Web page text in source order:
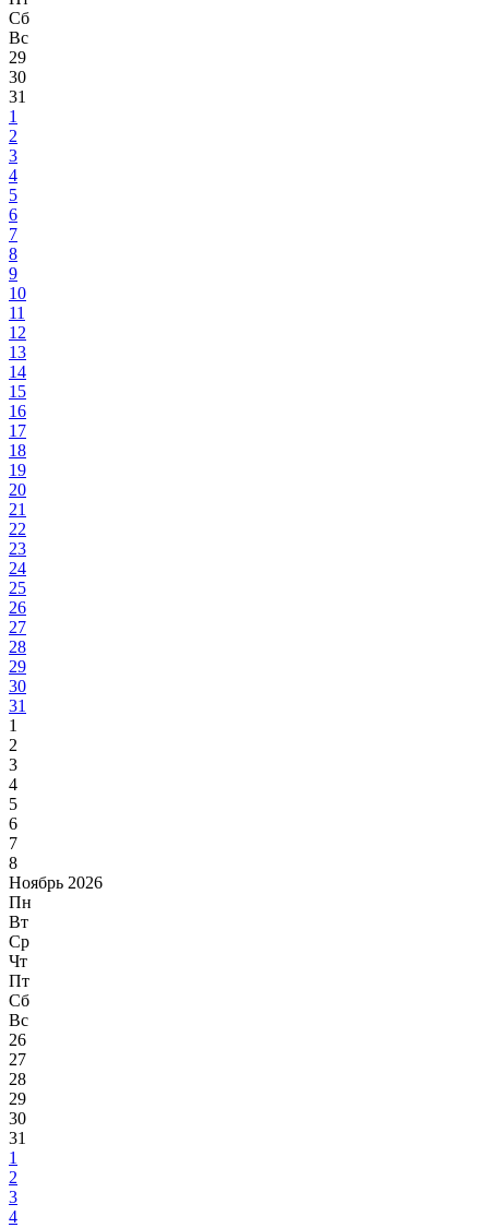
Сб
Вс
29
30
31
1
2
3
4
5
6
7
8
9
10
11
12
13
14
15
16
17
18
19
20
21
22
23
24
25
26
27
28
29
30
31
1
2
3
4
5
6
7
8
Ноябрь 2026
Пн
Вт
Ср
Чт
Пт
Сб
Вс
26
27
28
29
30
31
1
2
3
4